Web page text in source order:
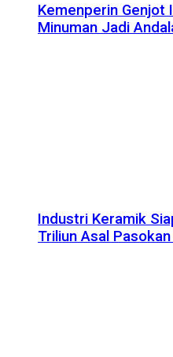
Kemenperin Genjot
Minuman Jadi
Industri Keramik
Triliun Asal